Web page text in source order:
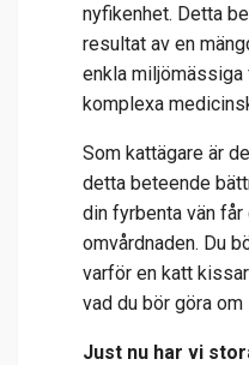
nyfikenhet. Detta
resultat av en
enkla
komplexa
Som kattägare är
detta beteende
din fyrbenta vän
omvårdnaden. Du
varför en katt
vad du bör göra om
Just nu har vi